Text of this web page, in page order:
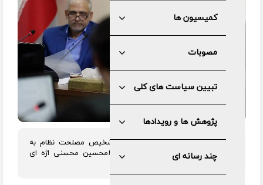
کمیسیون ها
مصوبات
تبیین سیاست های کلی
پژوهش ها و رویدادها
چند رسانه ای
کمیسیون حقوقی و قضایی مجمع تشخیص مصلحت نظام به
ریاست حجت الاسلام و المسلمین غلامحسین محسنی اژه ای
تشکیل جلسه داد.